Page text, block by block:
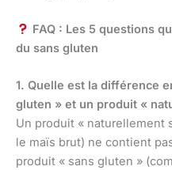
FAQ : Les 5 questions
du sans gluten
1. Quelle est la différence
gluten » et un produit «
Un produit « naturellement
le maïs brut) ne contient
produit « sans gluten »